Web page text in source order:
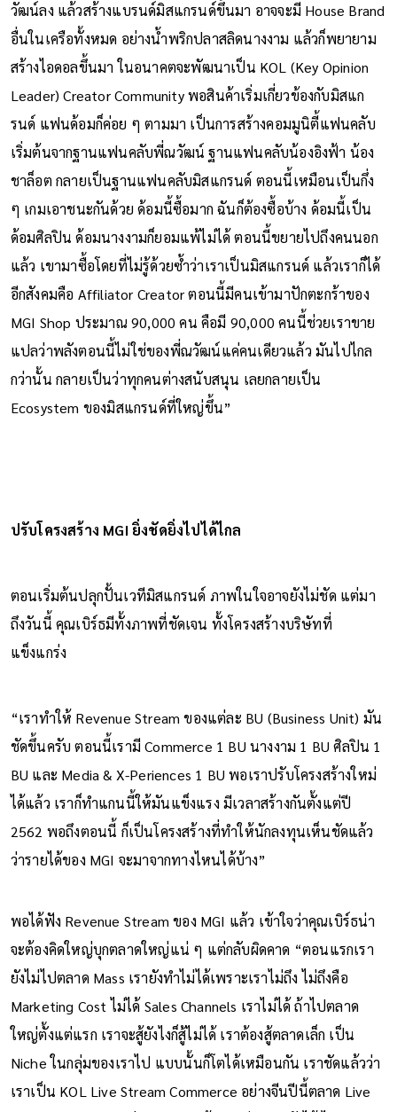
วัฒน์ลง แล้วสร้างแบรนด์มิสแกรนด์ขึ้นมา อาจจะมี House Brand
อื่นในเครือทั้งหมด อย่างน้ำพริกปลาสลิดนางงาม แล้วก็พยายาม
สร้างไอดอลขึ้นมา ในอนาคตจะพัฒนาเป็น KOL (Key Opinion
Leader) Creator Community พอสินค้าเริ่มเกี่ยวข้องกับมิสแก
รนด์ แฟนด้อมก็ค่อย ๆ ตามมา เป็นการสร้างคอมมูนิตี้แฟนคลับ
เริ่มต้นจากฐานแฟนคลับพี่ณวัฒน์ ฐานแฟนคลับน้องอิงฟ้า น้อง
ชาล็อต กลายเป็นฐานแฟนคลับมิสแกรนด์ ตอนนี้เหมือนเป็นกึ่ง
ๆ เกมเอาชนะกันด้วย ด้อมนี้ซื้อมาก ฉันก็ต้องซื้อบ้าง ด้อมนี้เป็น
ด้อมศิลปิน ด้อมนางงามก็ยอมแพ้ไม่ได้ ตอนนี้ขยายไปถึงคนนอก
แล้ว เขามาซื้อโดยที่ไม่รู้ด้วยซ้ำว่าเราเป็นมิสแกรนด์ แล้วเราก็ได้
อีกสังคมคือ Affiliator Creator ตอนนี้มีคนเข้ามาปักตะกร้าของ
MGI Shop ประมาณ 90,000 คน คือมี 90,000 คนนี้ช่วยเราขาย
แปลว่าพลังตอนนี้ไม่ใช่ของพี่ณวัฒน์แค่คนเดียวแล้ว มันไปไกล
กว่านั้น กลายเป็นว่าทุกคนต่างสนับสนุน เลยกลายเป็น
Ecosystem ของมิสแกรนด์ที่ใหญ่ขึ้น”
ปรับโครงสร้าง MGI ยิ่งชัดยิ่งไปได้ไกล
ตอนเริ่มต้นปลุกปั้นเวทีมิสแกรนด์ ภาพในใจอาจยังไม่ชัด แต่มา
ถึงวันนี้ คุณเบิร์ธมีทั้งภาพที่ชัดเจน ทั้งโครงสร้างบริษัทที่
แข็งแกร่ง
“เราทำให้ Revenue Stream ของแต่ละ BU (Business Unit) มัน
ชัดขึ้นครับ ตอนนี้เรามี Commerce 1 BU นางงาม 1 BU ศิลปิน 1
BU และ Media & X-Periences 1 BU พอเราปรับโครงสร้างใหม่
ได้แล้ว เราก็ทำแกนนี้ให้มันแข็งแรง มีเวลาสร้างกันตั้งแต่ปี
2562 พอถึงตอนนี้ ก็เป็นโครงสร้างที่ทำให้นักลงทุนเห็นชัดแล้ว
ว่ารายได้ของ MGI จะมาจากทางไหนได้บ้าง”
พอได้ฟัง Revenue Stream ของ MGI แล้ว เข้าใจว่าคุณเบิร์ธน่า
จะต้องคิดใหญ่บุกตลาดใหญ่แน่ ๆ แต่กลับผิดคาด “ตอนแรกเรา
ยังไม่ไปตลาด Mass เรายังทำไม่ได้เพราะเราไม่ถึง ไม่ถึงคือ
Marketing Cost ไม่ได้ Sales Channels เราไม่ได้ ถ้าไปตลาด
ใหญ่ตั้งแต่แรก เราจะสู้ยังไงก็สู้ไม่ได้ เราต้องสู้ตลาดเล็ก เป็น
Niche ในกลุ่มของเราไป แบบนั้นก็โตได้เหมือนกัน เราชัดแล้วว่า
เราเป็น KOL Live Stream Commerce อย่างจีนปีนี้ตลาด Live